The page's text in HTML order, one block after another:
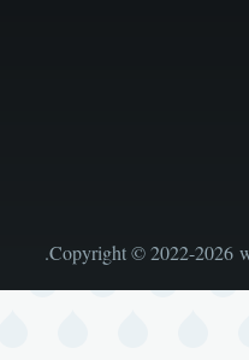
Copyright © 2022-